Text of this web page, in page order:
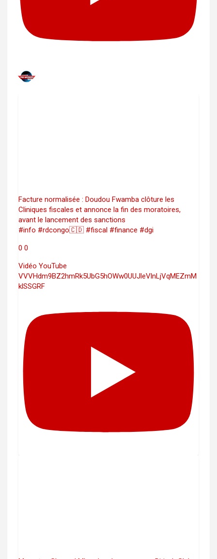
Facture normalisée : Doudou Fwamba clôture les
Cliniques fiscales et annonce la fin des moratoires,
avant le lancement des sanctions
#info #rdcongo🇨🇩 #fiscal #finance #dgi
0 0
Vidéo YouTube
VVVHdm9BZ2hmRk5UbG5hOWw0UUJleVlnLjVqMEZmM
klSSGRF